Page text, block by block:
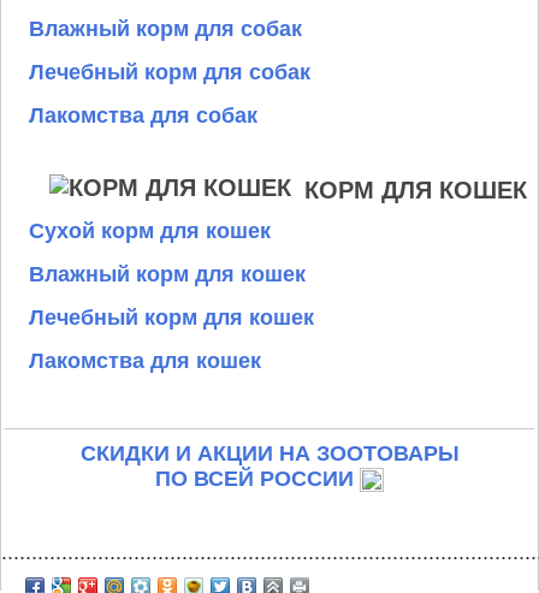
Влажный корм для собак
Лечебный корм для собак
Лакомства для собак
КОРМ ДЛЯ КОШЕК
Сухой корм для кошек
Влажный корм для кошек
Лечебный корм для кошек
Лакомства для кошек
СКИДКИ И АКЦИИ НА ЗООТОВАРЫ
ПО ВСЕЙ РОССИИ